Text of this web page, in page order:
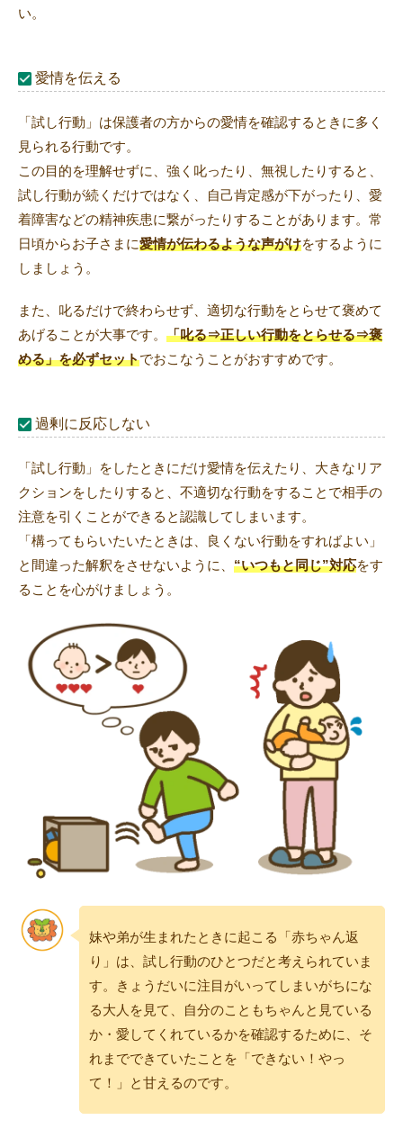
い。
愛情を伝える
「試し行動」は保護者の方からの愛情を確認するときに多く
見られる行動です。
この目的を理解せずに、強く叱ったり、無視したりすると、
試し行動が続くだけではなく、自己肯定感が下がったり、愛
着障害などの精神疾患に繋がったりすることがあります。常
日頃からお子さまに愛情が伝わるような声がけをするように
しましょう。
また、叱るだけで終わらせず、適切な行動をとらせて褒めて
あげることが大事です。 「叱る⇒正しい行動をとらせる⇒褒
める」を必ずセットでおこなうことがおすすめです。
過剰に反応しない
「試し行動」をしたときにだけ愛情を伝えたり、大きなリア
クションをしたりすると、不適切な行動をすることで相手の
注意を引くことができると認識してしまいます。
「構ってもらいたいたときは、良くない行動をすればよい」
と間違った解釈をさせないように、 “いつもと同じ”対応をす
ることを心がけましょう。
妹や弟が生まれたときに起こる「赤ちゃん返
り」は、試し行動のひとつだと考えられていま
す。きょうだいに注目がいってしまいがちにな
る大人を見て、自分のこともちゃんと見ている
か・愛してくれているかを確認するために、そ
れまでできていたことを「できない！やっ
て！」と甘えるのです。